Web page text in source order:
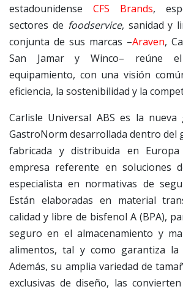
estadounidense CFS Brands,
sectores de foodservice, sanidad y
conjunta de sus marcas –Araven,
San Jamar y Winco– reúne
equipamiento, con una visión
eficiencia, la sostenibilidad y la
Carlisle Universal ABS es la nueva
GastroNorm desarrollada dentro del
fabricada y distribuida en
empresa referente en soluciones
especialista en normativas de
Están elaboradas en material
calidad y libre de bisfenol A (BPA),
seguro en el almacenamiento y
alimentos, tal y como garantiza la
Además, su amplia variedad de
exclusivas de diseño, las